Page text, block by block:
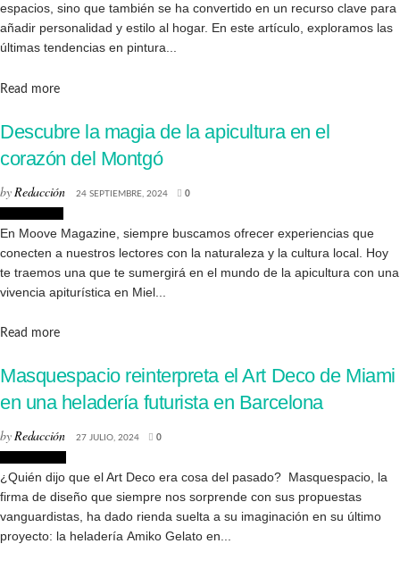
espacios, sino que también se ha convertido en un recurso clave para
añadir personalidad y estilo al hogar. En este artículo, exploramos las
últimas tendencias en pintura...
Read moreDetails
Descubre la magia de la apicultura en el
corazón del Montgó
by Redacción 24 SEPTIEMBRE, 2024 0
En Moove Magazine, siempre buscamos ofrecer experiencias que
conecten a nuestros lectores con la naturaleza y la cultura local. Hoy
te traemos una que te sumergirá en el mundo de la apicultura con una
vivencia apiturística en Miel...
Read moreDetails
Masquespacio reinterpreta el Art Deco de Miami
en una heladería futurista en Barcelona
byRedacción 27 JULIO, 2024 0
¿Quién dijo que el Art Deco era cosa del pasado? Masquespacio, la
firma de diseño que siempre nos sorprende con sus propuestas
vanguardistas, ha dado rienda suelta a su imaginación en su último
proyecto: la heladería Amiko Gelato en...